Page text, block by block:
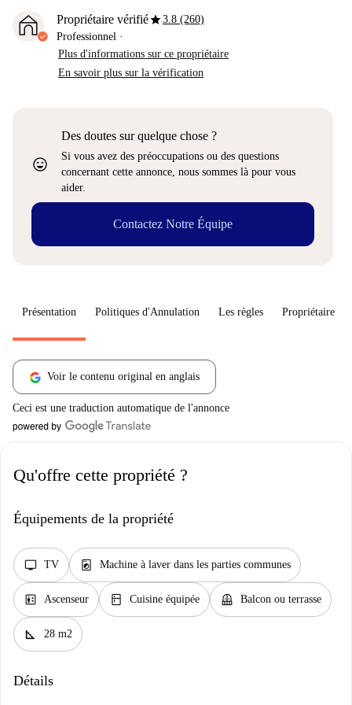
Propriétaire vérifiéstar3.8 (260)
Professionnel ·
Plus d'informations sur ce propriétaire
En savoir plus sur la vérification
sentiment_very_satisfied
Des doutes sur quelque chose ?
Si vous avez des préoccupations ou des questions
concernant cette annonce, nous sommes là pour vous
aider.
Contactez Notre Équipe
Présentation Politiques d'Annulation Les règles Propriétaire
Voir le contenu original en anglais
Ceci est une traduction automatique de l'annonce
Qu'offre cette propriété ?
Équipements de la propriété
tv TV local_laundry_service Machine à laver dans les parties communes
elevator Ascenseur kitchen Cuisine équipée balcony Balcon ou terrasse
square_foot 28 m2
Détails